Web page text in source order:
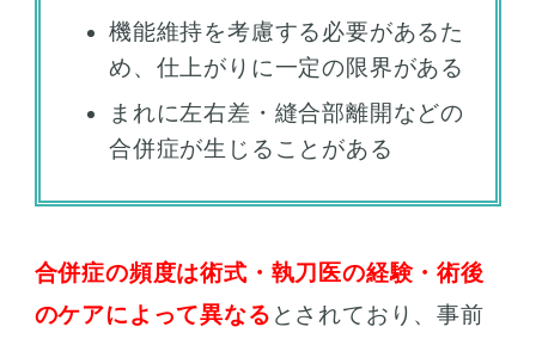
機能維持を考慮する必要があるた
め、仕上がりに一定の限界がある
まれに左右差・縫合部離開などの
合併症が生じることがある
合併症の頻度は術式・執刀医の経験・術後
のケアによって異なる とされており、事前